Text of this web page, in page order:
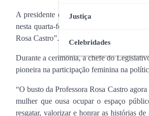
Justiça
Celebridades
A presidente da Assembleia Legislativa
nesta quarta-feira (2), o busto da
Rosa Castro”.
Durante a cerimônia, a chefe do
pioneira na participação feminina na
“O busto da Professora Rosa Castro
mulher que ousa ocupar o espaço
resgatar, valorizar e honrar as histórias